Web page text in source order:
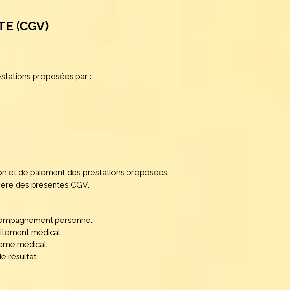
(CGV)
proposées par :
et de paiement des prestations proposées.
des présentes CGV.
personnel.
médical.
médical.
résultat.